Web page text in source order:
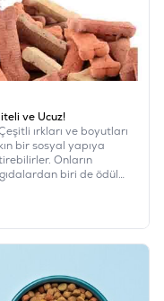
ve Ucuz!
ırkları ve boyutları
bir sosyal yapıya
Onların
biri de ödül
de evinizdeki
ödüller hakkındaki